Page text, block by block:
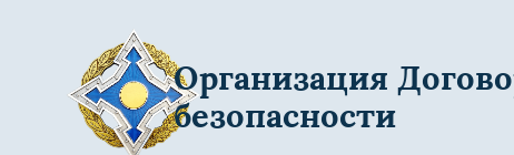
Организация
безопасности